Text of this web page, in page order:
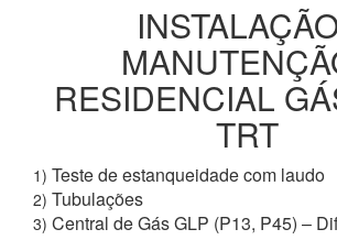
RESIDENCIAL
TRT
1) Teste de estanqueidade com laudo
2) Tubulações
3) Central de Gás GLP (P13, P45) –